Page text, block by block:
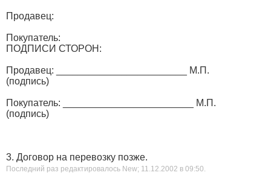
Продавец:
Покупатель:
ПОДПИСИ СТОРОН:
Продавец: ________________________ М.П.
(подпись)
Покупатель: ________________________ М.П.
(подпись)
3. Договор на перевозку позже.
Последний раз редактировалось New; 11.12.2002 в 09:50.